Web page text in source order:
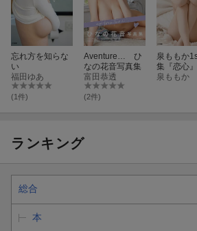
忘れ方を知らな
い
福田ゆあ
(1件)
Aventure… ひ
なの花音写真集
富田恭透
(2件)
泉ももか
集『恋心』
泉ももか
ランキング
総合
本